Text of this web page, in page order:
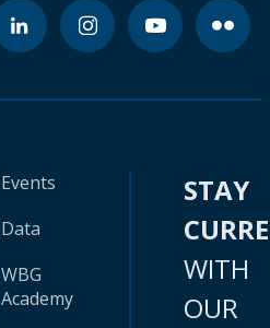
Events
Data
WBG
Academy
STAY
WITH
OUR